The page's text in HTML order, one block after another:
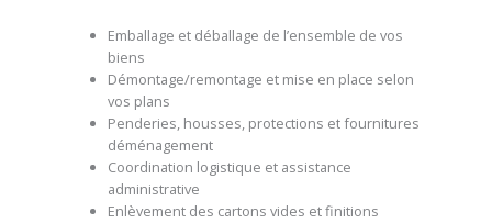
Emballage et déballage de l’ensemble de vos
biens
Démontage/remontage et mise en place selon
vos plans
Penderies, housses, protections et fournitures
déménagement
Coordination logistique et assistance
administrative
Enlèvement des cartons vides et finitions